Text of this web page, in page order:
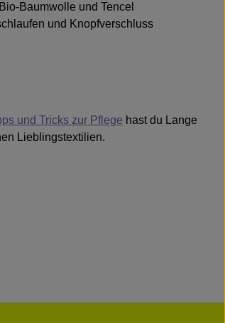
Baumwolle und Tencel
und Knopfverschluss
und Tricks zur Pflege hast du Lange
Lieblingstextilien.